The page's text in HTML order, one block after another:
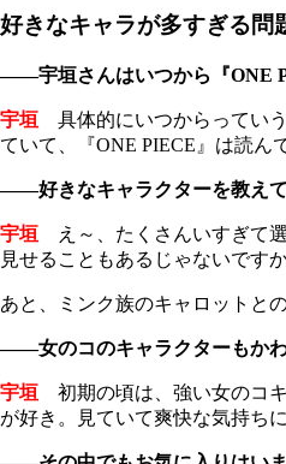
好きなキャラが多すぎる問
――宇垣さんはいつから『ONE
宇垣 具体的にいつからってい
ていて、『ONE PIECE』は読ん
――好きなキャラクターを教えて
宇垣 え～、たくさんいすぎて
見せることもあるじゃないです
あと、ミンク族のキャロットと
――女のコのキャラクターもか
宇垣 初期の頃は、強い女のコ
が好き。見ていて爽快な気持ち